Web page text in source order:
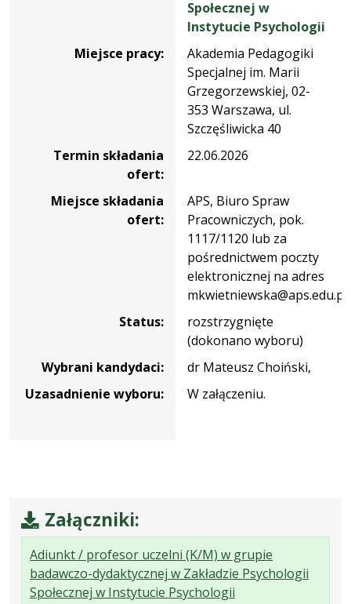
Społecznej w
Instytucie Psychologii
Miejsce pracy:
Akademia Pedagogiki
Specjalnej im. Marii
Grzegorzewskiej, 02-
353 Warszawa, ul.
Szczęśliwicka 40
Termin składania
ofert:
22.06.2026
Miejsce składania
ofert:
APS, Biuro Spraw
Pracowniczych, pok.
1117/1120 lub za
pośrednictwem poczty
elektronicznej na adres
mkwietniewska@aps.edu.pl
Status:
rozstrzygnięte
(dokonano wyboru)
Wybrani kandydaci:
dr Mateusz Choiński,
Uzasadnienie wyboru:
W załączeniu.
Załączniki:
Adiunkt / profesor uczelni (K/M) w grupie
badawczo-dydaktycznej w Zakładzie Psychologii
Społecznej w Instytucie Psychologii